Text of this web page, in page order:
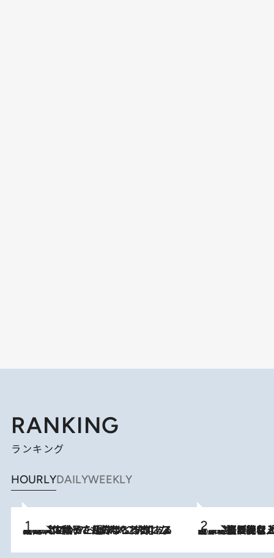
RANKING
ランキング
HOURLYDAILYWEEKLY
2026.8.5
【阿川佐和子さんの年とる力】なぜ70代で始めた趣味は“こんなに楽しい”のか？ ピアノ、俳句…スランプに陥っても続けられる“ある秘訣”とは 2026.8.5
【なぜ吉沢亮は「気配を消せる」のか？】興行収入208億の『国宝』を経て挑むミュージカル『ディア・エヴァン・ハンセン』。トップ俳優が舞台上でさらけ出した“孤独”とは